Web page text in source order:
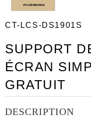
CT-LCS-DS1901S
SUPPORT
ÉCRAN
GRATUIT
DESCRIPTION